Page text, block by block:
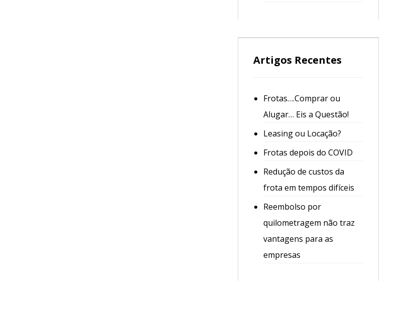
Artigos Recentes
Frotas….Comprar ou
Alugar… Eis a Questão!
Leasing ou Locação?
Frotas depois do COVID
Redução de custos da
frota em tempos difíceis
Reembolso por
quilometragem não traz
vantagens para as
empresas